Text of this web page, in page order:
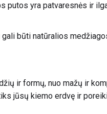
putos yra patvaresnės ir
gali būti natūralios
ir formų, nuo mažų ir
jūsų kiemo erdvę ir